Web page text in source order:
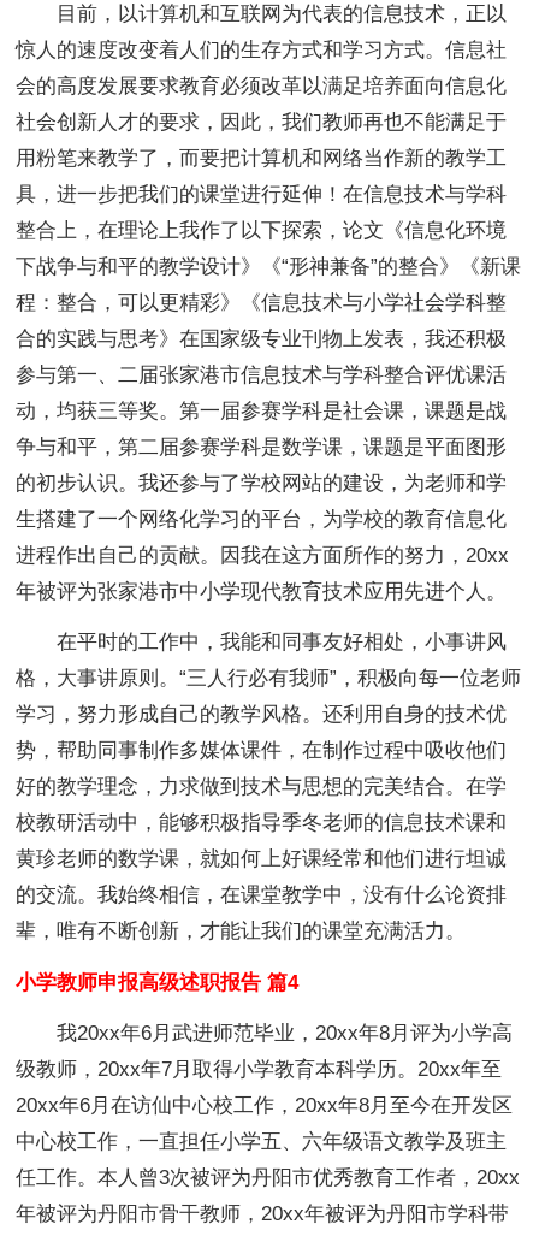
目前，以计算机和互联网为代表的信息技术，正以
惊人的速度改变着人们的生存方式和学习方式。信息社
会的高度发展要求教育必须改革以满足培养面向信息化
社会创新人才的要求，因此，我们教师再也不能满足于
用粉笔来教学了，而要把计算机和网络当作新的教学工
具，进一步把我们的课堂进行延伸！在信息技术与学科
整合上，在理论上我作了以下探索，论文《信息化环境
下战争与和平的教学设计》《“形神兼备”的整合》《新课
程：整合，可以更精彩》《信息技术与小学社会学科整
合的实践与思考》在国家级专业刊物上发表，我还积极
参与第一、二届张家港市信息技术与学科整合评优课活
动，均获三等奖。第一届参赛学科是社会课，课题是战
争与和平，第二届参赛学科是数学课，课题是平面图形
的初步认识。我还参与了学校网站的建设，为老师和学
生搭建了一个网络化学习的平台，为学校的教育信息化
进程作出自己的贡献。因我在这方面所作的努力，20xx
年被评为张家港市中小学现代教育技术应用先进个人。
在平时的工作中，我能和同事友好相处，小事讲风
格，大事讲原则。“三人行必有我师”，积极向每一位老师
学习，努力形成自己的教学风格。还利用自身的技术优
势，帮助同事制作多媒体课件，在制作过程中吸收他们
好的教学理念，力求做到技术与思想的完美结合。在学
校教研活动中，能够积极指导季冬老师的信息技术课和
黄珍老师的数学课，就如何上好课经常和他们进行坦诚
的交流。我始终相信，在课堂教学中，没有什么论资排
辈，唯有不断创新，才能让我们的课堂充满活力。
小学教师申报高级述职报告 篇4
我20xx年6月武进师范毕业，20xx年8月评为小学高
级教师，20xx年7月取得小学教育本科学历。20xx年至
20xx年6月在访仙中心校工作，20xx年8月至今在开发区
中心校工作，一直担任小学五、六年级语文教学及班主
任工作。本人曾3次被评为丹阳市优秀教育工作者，20xx
年被评为丹阳市骨干教师，20xx年被评为丹阳市学科带